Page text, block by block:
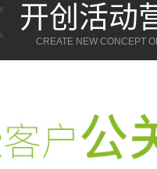
开创活动
CREATE NEW CONCEPT